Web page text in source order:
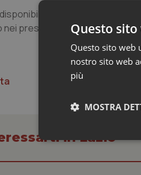
a collaborare con
presìdi pubblici.
in Lazio
Questo
Questo sito web
nostro sito web
più
MOSTRA